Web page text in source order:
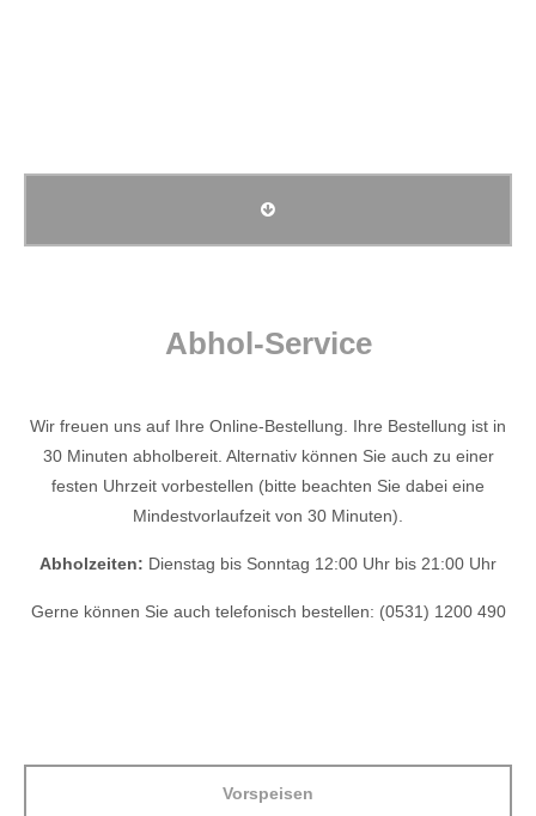
Abhol-Service
Wir freuen uns auf Ihre Online-Bestellung. Ihre Bestellung ist in
30 Minuten abholbereit. Alternativ können Sie auch zu einer
festen Uhrzeit vorbestellen (bitte beachten Sie dabei eine
Mindestvorlaufzeit von 30 Minuten).
Abholzeiten: Dienstag bis Sonntag 12:00 Uhr bis 21:00 Uhr
Gerne können Sie auch telefonisch bestellen: (0531) 1200 490
Vorspeisen